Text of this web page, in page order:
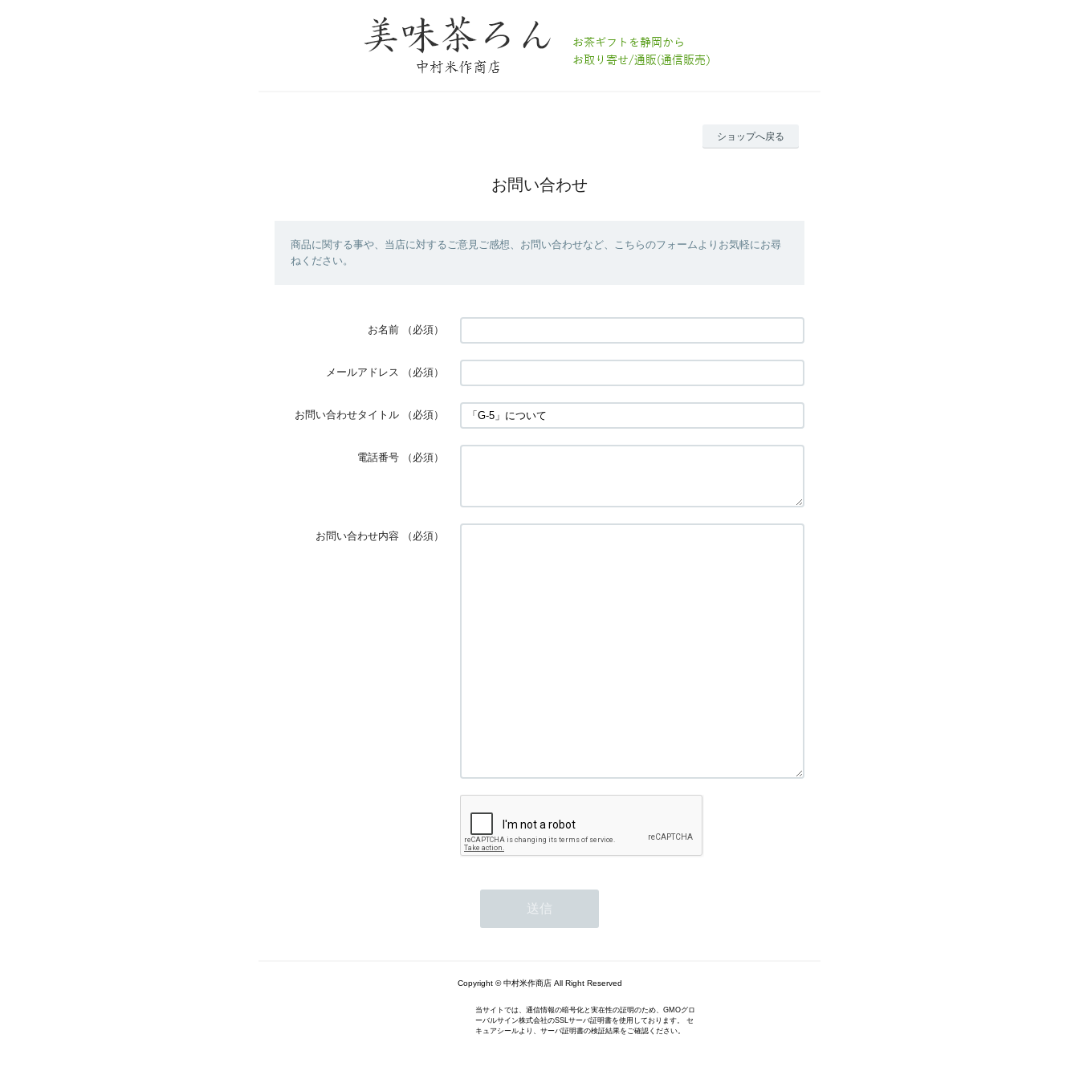
ショップへ戻る
お問い合わせ
商品に関する事や、当店に対するご意見ご感想、お問い合わせなど、こちらのフォームよりお気軽にお尋
ねください。
お名前 （必須）
メールアドレス （必須）
お問い合わせタイトル （必須）
電話番号 （必須）
お問い合わせ内容 （必須）
Copyright © 中村米作商店 All Right Reserved
当サイトでは、通信情報の暗号化と実在性の証明のため、GMOグロ
ーバルサイン株式会社のSSLサーバ証明書を使用しております。 セ
キュアシールより、サーバ証明書の検証結果をご確認ください。